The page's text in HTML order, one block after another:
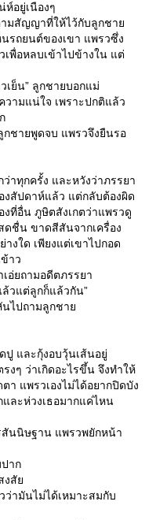
ห์อยู่เนืองๆ
ามสัญญาที่ให้ไว้กับลูกชา
รถยนต์ของเขา แพรวซึ่ง
เพื่อหลบเข้าไปข้างใน แต่
เย็น” ลูกชายบอกแม่
วามแน่ใจ เพราะปกติแล้ว
กชายพูดจบ แพรวจึงยืนรอ
ว่าทุกครั้ง และหวังว่าภรรยา
งสัปดาห์แล้ว แต่กลับต้องผิด
ที่อื่น ภูษิตสังเกตว่าแพรวดู
ดชื่น ขาดสีสันจากเครื่อง
างใด เพียงแต่เขาไปกอด
าว
เอ่ยถามอดีตภรรยา
ล้วแต่ลูกก็แล้วกัน”
นไปถามลูกชา
ปู และกุ้งอบวุ้นเส้นอยู่
งๆ ว่าเกิดอะไรขึ้น จึงทำให้
า แพรวเองไม่ได้อยากปิดบัง
และห่วงเธอมากแค่ไหน
สันนิษฐาน แพรวพยักหน้า
าก
สงสั
ว่ามันไม่ได้เหมาะสมกับ